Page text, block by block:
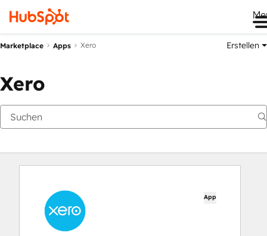
Marketplace Apps Xero Erstellen
Xero
App